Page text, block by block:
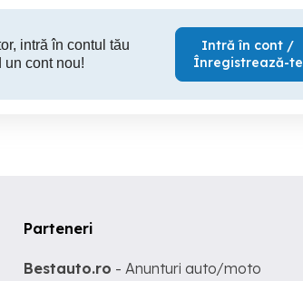
intră în contul tău
un cont nou!
Intră în cont /
Înregistrează-te
Parteneri
Bestauto.ro - Anunturi auto/moto